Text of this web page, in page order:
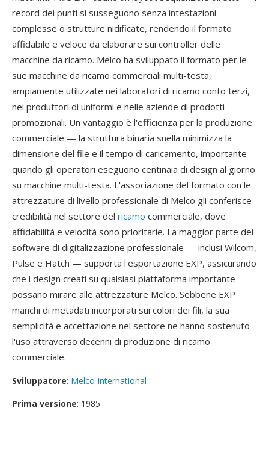
record dei punti si susseguono senza intestazioni
complesse o strutture nidificate, rendendo il formato
affidabile e veloce da elaborare sui controller delle
macchine da ricamo. Melco ha sviluppato il formato per le
sue macchine da ricamo commerciali multi-testa,
ampiamente utilizzate nei laboratori di ricamo conto terzi,
nei produttori di uniformi e nelle aziende di prodotti
promozionali. Un vantaggio è l'efficienza per la produzione
commerciale — la struttura binaria snella minimizza la
dimensione del file e il tempo di caricamento, importante
quando gli operatori eseguono centinaia di design al giorno
su macchine multi-testa. L'associazione del formato con le
attrezzature di livello professionale di Melco gli conferisce
credibilità nel settore del ricamo commerciale, dove
affidabilità e velocità sono prioritarie. La maggior parte dei
software di digitalizzazione professionale — inclusi Wilcom,
Pulse e Hatch — supporta l'esportazione EXP, assicurando
che i design creati su qualsiasi piattaforma importante
possano mirare alle attrezzature Melco. Sebbene EXP
manchi di metadati incorporati sui colori dei fili, la sua
semplicità e accettazione nel settore ne hanno sostenuto
l'uso attraverso decenni di produzione di ricamo
commerciale.
Sviluppatore: Melco International
Prima versione: 1985